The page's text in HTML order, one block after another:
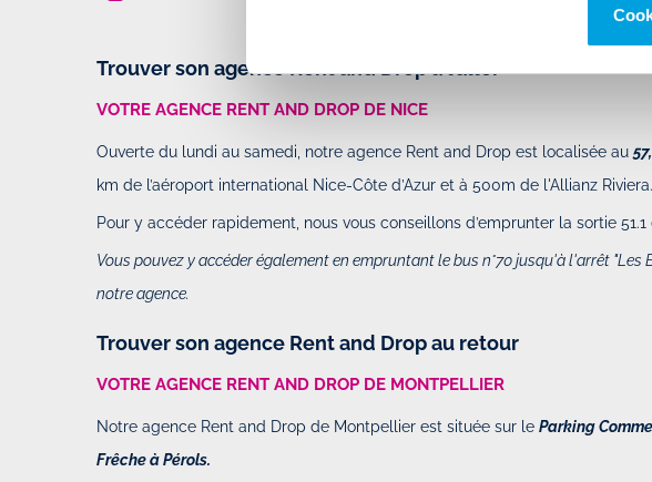
Trouver son agence Rent and Drop à l’aller
VOTRE AGENCE RENT AND DROP DE NICE
Ouverte du lundi au samedi, notre agence Rent and Drop est localisée au
km de l’aéroport international Nice-Côte d’Azur et à 500m de l'Allianz Riviera.
Pour y accéder rapidement, nous vous conseillons d’emprunter la sortie
Vous pouvez y accéder également en empruntant le bus n°70 jusqu'à l'arrêt "Les
notre agence.
Trouver son agence Rent and Drop au retour
VOTRE AGENCE RENT AND DROP DE MONTPELLIER
Notre agence Rent and Drop de Montpellier est située sur le Parking
Frêche à Pérols.